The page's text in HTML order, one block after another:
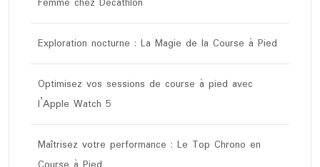
Exploration nocturne : La Magie de la Course à Pied
Optimisez vos sessions de course à pied avec
l’Apple Watch 5
Maîtrisez votre performance : Le Top Chrono en